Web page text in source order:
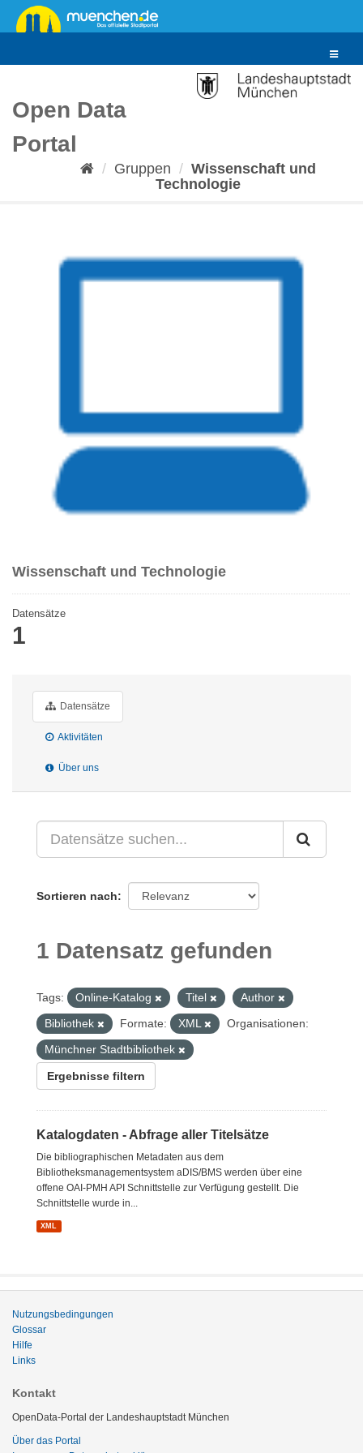
Überspringen
zum
Toggle
Open Data
Portal
Gruppen
Wissenschaft und
Technologie
Wissenschaft und Technologie
Datensätze
1
Datensätze
Aktivitäten
Über uns
Sortieren nach
1 Datensatz gefunden
Tags: Online-Katalog Titel
Author
Bibliothek
Formate: XML
Organisationen:
Münchner Stadtbibliothek
Ergebnisse filtern
Katalogdaten - Abfrage aller Titelsätze
Die bibliographischen Metadaten aus dem
Bibliotheksmanagementsystem aDIS/BMS werden über eine
offene OAI-PMH API Schnittstelle zur Verfügung gestellt. Die
Schnittstelle wurde in...
XML
Nutzungsbedingungen
Glossar
Hilfe
Links
Kontakt
OpenData-Portal der Landeshauptstadt München
Über das Portal